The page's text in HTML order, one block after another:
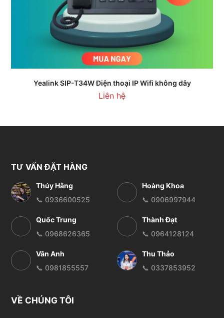
Yealink SIP-T34W Điện thoại IP Wifi không dây
Liên hệ
TƯ VẤN ĐẶT HÀNG
Thúy Hằng
📞 0936600525
Hoàng Khoa
📞 0906997944
Quốc Trung
📞 0968626365
Thành Đạt
📞 0964128124
Vân Anh
📞 0981855557
Thu Thảo
📞 0337853952
VỀ CHÚNG TÔI